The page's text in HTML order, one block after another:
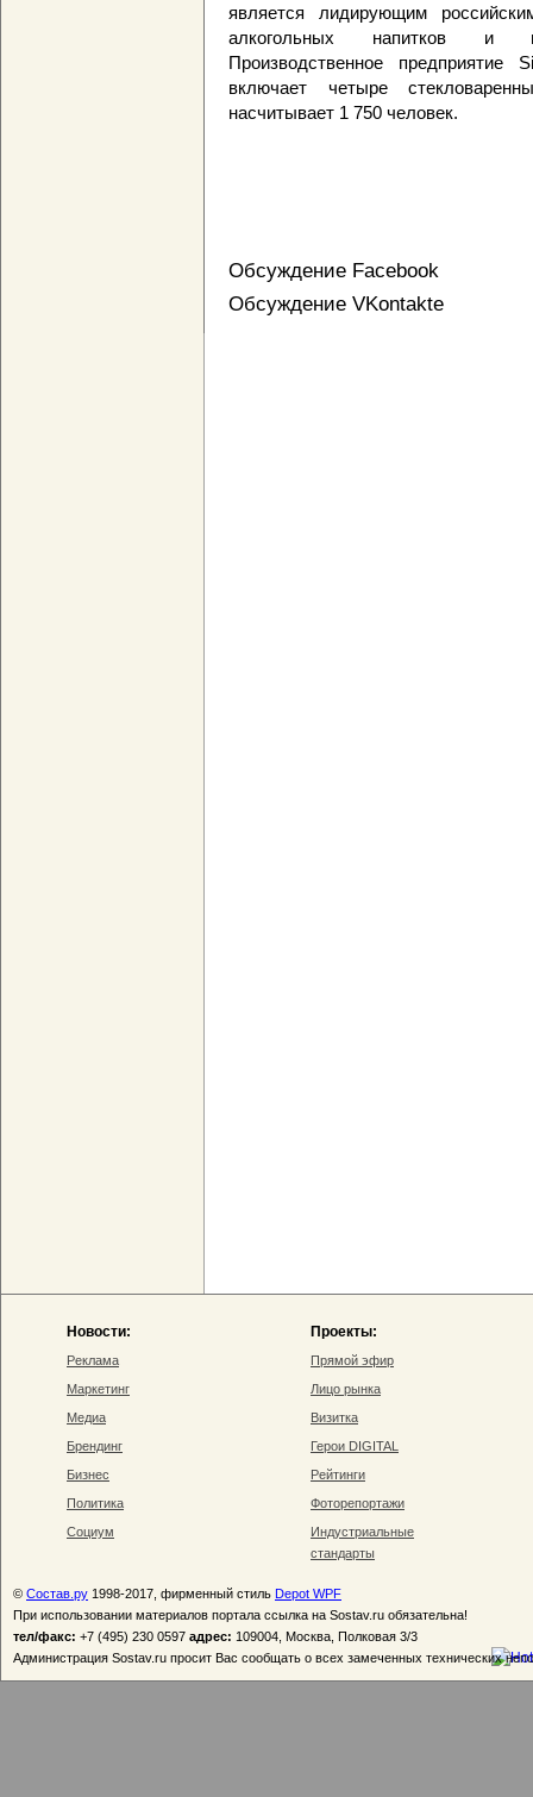
является лидирующим
алкогольных напитков и
Производственное
включает четыре
насчитывает 1 750 человек.
Обсуждение Facebook
Обсуждение VKontakte
Новости:
Реклама
Маркетинг
Медиа
Брендинг
Бизнес
Политика
Социум
Проекты:
Прямой эфир
Лицо рынка
Визитка
Герои DIGITAL
Рейтинги
Фоторепортажи
Индустриальные
стандарты
© Состав.ру 1998-2017, фирменный стиль Depot WPF
При использовании материалов портала ссылка на Sostav.ru обязательна!
тел/факс: +7 (495) 230 0597 адрес: 109004, Москва, Полковая 3/3
Администрация Sostav.ru просит Вас сообщать о всех замеченных технических